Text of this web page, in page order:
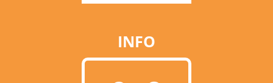
INFO